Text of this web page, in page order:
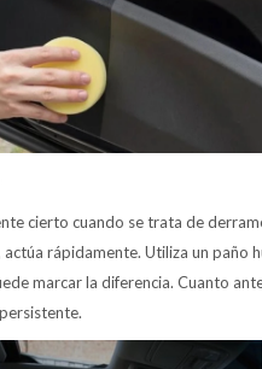
cierto cuando se trata de
rápidamente. Utiliza un paño
marcar la diferencia. Cuanto